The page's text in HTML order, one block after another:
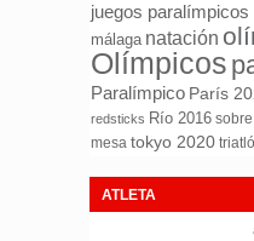
juegos paralímpicos
málaga natación
Olímpicos
Paralímpico París
redsticks Río 2016
mesa tokyo 2020
ATLETA